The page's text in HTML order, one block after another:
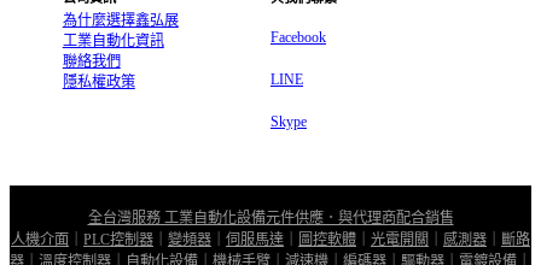
為什麼選擇鑫弘展
工業自動化資訊
聯絡我們
隱私權政策
Facebook
LINE
Skype
全台灣服務 工業自動化設備元件供應．與代理商配合銷售
人機介面
PLC控制器 變頻器 伺服馬達 圖控軟體 光電開關 感測器
斷路
器
溫度控制器 自動化設備 機械手臂 減速機 編碼器 驅動器 電鍍設備